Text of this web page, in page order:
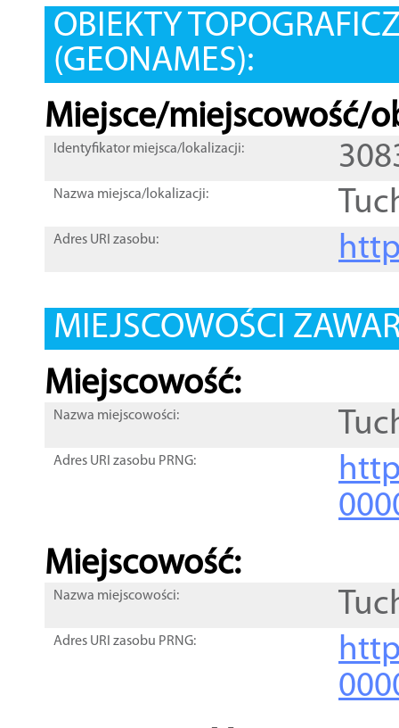
OBIEKTY
(GEONAMES):
Miejsce/miejscowość/
Identyfikator miejsca/lokalizacji:
Nazwa miejsca/lokalizacji:
Adres URI zasobu:
MIEJSCOWOŚCI
Miejscowość:
Nazwa miejscowości:
Adres URI zasobu PRNG:
Miejscowość:
Nazwa miejscowości:
Adres URI zasobu PRNG: